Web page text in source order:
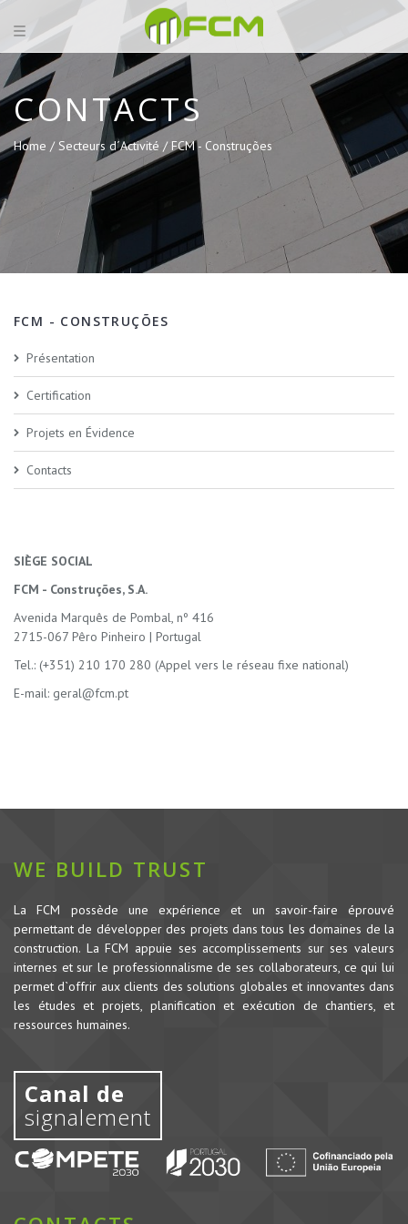
CONTACTS
Home / Secteurs d´Activité / FCM - Construções
FCM - CONSTRUÇÕES
Présentation
Certification
Projets en Évidence
Contacts
SIÈGE SOCIAL
FCM - Construções, S.A.
Avenida Marquês de Pombal, nº 416
2715-067 Pêro Pinheiro | Portugal
Tel.: (+351) 210 170 280 (Appel vers le réseau fixe national)
E-mail: geral@fcm.pt
WE BUILD TRUST
La FCM possède une expérience et un savoir-faire éprouvé
permettant de développer des projets dans tous les domaines de la
construction. La FCM appuie ses accomplissements sur ses valeurs
internes et sur le professionnalisme de ses collaborateurs, ce qui lui
permet d`offrir aux clients des solutions globales et innovantes dans
les études et projets, planification et exécution de chantiers, et
ressources humaines.
Canal de
signalement